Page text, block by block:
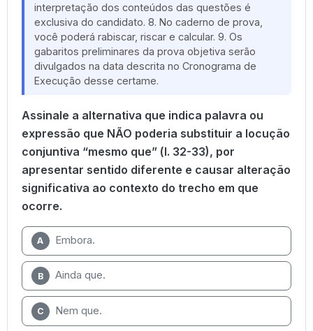
interpretação dos conteúdos das questões é
exclusiva do candidato. 8. No caderno de prova,
você poderá rabiscar, riscar e calcular. 9. Os
gabaritos preliminares da prova objetiva serão
divulgados na data descrita no Cronograma de
Execução desse certame.
Assinale a alternativa que indica palavra ou
expressão que NÃO poderia substituir a locução
conjuntiva “mesmo que” (l. 32-33), por
apresentar sentido diferente e causar alteração
significativa ao contexto do trecho em que
ocorre.
A Embora.
B Ainda que.
C Nem que.